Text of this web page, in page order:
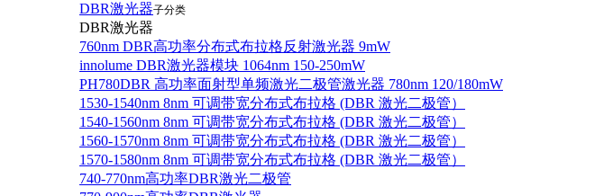
DBR激光器子分类
DBR激光器
760nm DBR高功率分布式布拉格反射激光器 9mW
innolume DBR激光器模块 1064nm 150-250mW
PH780DBR 高功率面射型单频激光二极管激光器 780nm 120/180mW
1530-1540nm 8nm 可调带宽分布式布拉格 (DBR 激光二极管）
1540-1560nm 8nm 可调带宽分布式布拉格 (DBR 激光二极管）
1560-1570nm 8nm 可调带宽分布式布拉格 (DBR 激光二极管）
1570-1580nm 8nm 可调带宽分布式布拉格 (DBR 激光二极管）
740-770nm高功率DBR激光二极管